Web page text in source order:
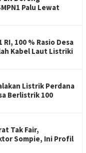
Palu Lewat
100 % Rasio Desa
Kabel Laut Listriki
Listrik Perdana
Berlistrik 100
Tak Fair,
Sompie, Ini Profil